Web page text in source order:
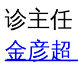
金彦